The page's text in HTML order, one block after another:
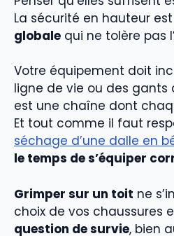
La sécurité en hauteur
globale qui ne tolère pas
Votre équipement doit
ligne de vie ou des gants
est une chaîne dont
Et tout comme il faut
séchage d’une dalle en
le temps de s’équiper
Grimper sur un toit ne
choix de vos chaussures
question de survie, bien